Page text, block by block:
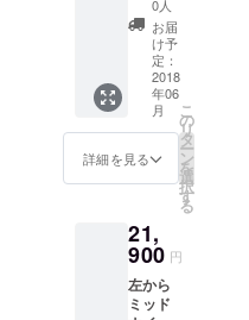
10,000
mAh
バッテ
リー
パッ
ク 1
個・ス
タン
電スタ
ンド 1
個・送
料：
2,400円
グ
レー、
ジュー
ルブ
ルー、
ピュア
ゴール
ド、ド
ラゴン
ド、ウ
ルトラ
グ
レー・
Konzu
0人
お届
け予
定：
2018
年06
月
詳細を見る
こ
の
リ
タ
ー
ン
を
選
択
す
る
21,
900 円
左から
ミッド